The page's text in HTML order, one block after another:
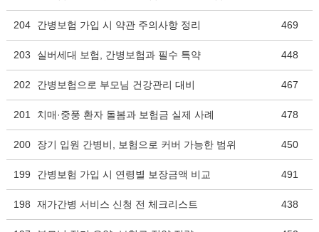
204 간병보험 가입 시 약관 주의사항 정리 469
203 실버세대 보험, 간병보험과 필수 특약 448
202 간병보험으로 부모님 건강관리 대비 467
201 치매·중풍 환자 돌봄과 보험금 실제 사례 478
200 장기 입원 간병비, 보험으로 커버 가능한 범위 450
199 간병보험 가입 시 연령별 보장금액 비교 491
198 재가간병 서비스 신청 전 체크리스트 438